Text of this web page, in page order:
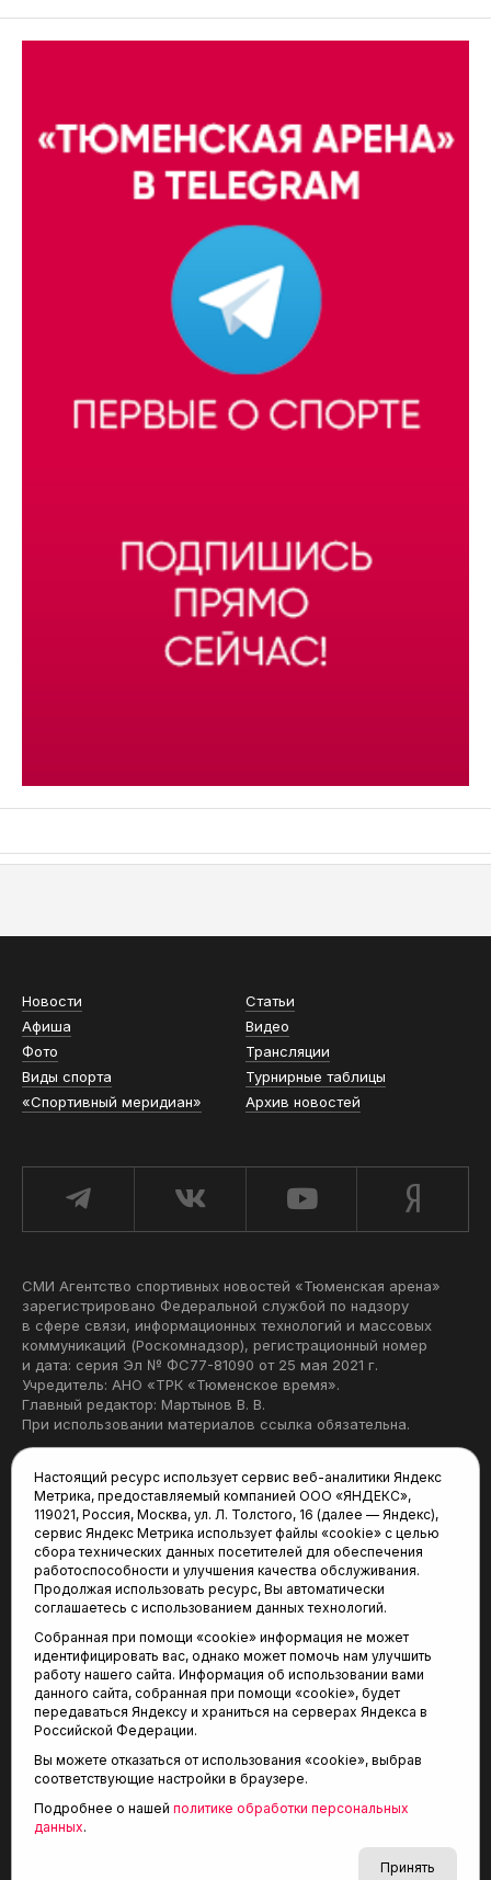
Новости
Статьи
Афиша
Видео
Фото
Трансляции
Виды спорта
Турнирные таблицы
«Спортивный меридиан»
Архив новостей
СМИ Агентство спортивных новостей «Тюменская арена»
зарегистрировано Федеральной службой по надзору
в сфере связи, информационных технологий и массовых
коммуникаций (Роскомнадзор), регистрационный номер
и дата: серия Эл № ФС77-81090 от 25 мая 2021 г.
Учредитель: АНО «ТРК «Тюменское время».
Главный редактор: Мартынов В. В.
При использовании материалов ссылка обязательна.
Редакция:
625035, Тюмень, пр. Геологоразведчиков, 28А
(3452) 68-22-28
tum-arena@mail.ru
Отдел продаж:
(3452) 68-89-78
kotovaev@sibinformburo.ru
© 2001-2026 Агентство спортивных новостей
Настоящий ресурс использует сервис веб-аналитики Яндекс
Метрика, предоставляемый компанией ООО «ЯНДЕКС»,
119021, Россия, Москва, ул. Л. Толстого, 16 (далее — Яндекс),
сервис Яндекс Метрика использует файлы «cookie» с целью
сбора технических данных посетителей для обеспечения
работоспособности и улучшения качества обслуживания.
Продолжая использовать ресурс, Вы автоматически
соглашаетесь с использованием данных технологий.
Собранная при помощи «cookie» информация не может
идентифицировать вас, однако может помочь нам улучшить
работу нашего сайта. Информация об использовании вами
данного сайта, собранная при помощи «cookie», будет
передаваться Яндексу и храниться на серверах Яндекса в
Российской Федерации.
Вы можете отказаться от использования «cookie», выбрав
соответствующие настройки в браузере.
Подробнее о нашей политике обработки персональных
данных.
Принять